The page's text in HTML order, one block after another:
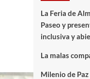
La Feria de
Paseo y
inclusiva y
La malas
Milenio de Paz